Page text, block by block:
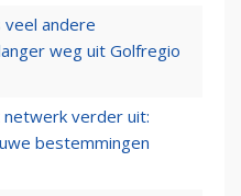
andere
weg uit Golfregio
netwerk verder uit:
bestemmingen